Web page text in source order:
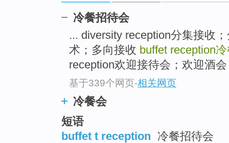
冷餐招待会
... diversity reception分集接收
术；多向接收 buffet reception
reception欢迎接待会；欢迎酒
基于339个网页-相关网页
冷餐会
短语
buffet t reception 冷餐招待会